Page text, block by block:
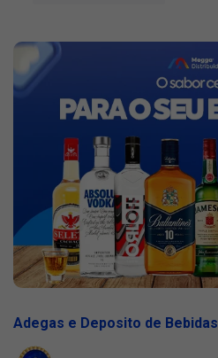
Adegas e Deposito de Bebidas